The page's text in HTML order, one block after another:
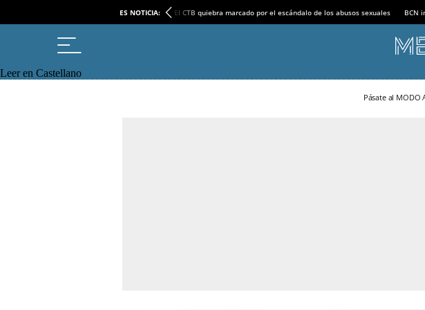
ES NOTICIA: El CTB quiebra marcado por el escándalo de los abusos sexuales BCN
Leer en Castellano
Pásate al MODO